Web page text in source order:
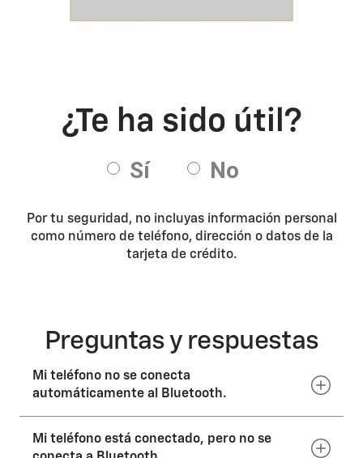
Por tu seguridad, no incluyas información personal
como número de teléfono, dirección o datos de la
tarjeta de crédito.
Preguntas y respuestas
Mi teléfono no se conecta
automáticamente al Bluetooth.
Selecciona el teléfono o el vehículo que quieres
conectar. En la mayoría de los vehículos, solo puedes
Mi teléfono está conectado, pero no se